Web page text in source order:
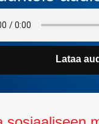
Lataa